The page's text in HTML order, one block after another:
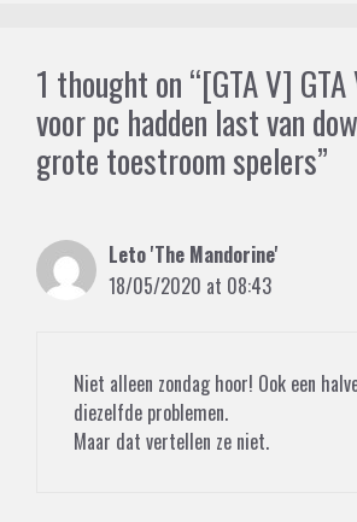
1 thought on “[GTA V]
voor pc hadden last van
grote toestroom spelers”
Leto 'The Mandorine'
18/05/2020 at 08:43
Niet alleen zondag hoor! Ook een
diezelfde problemen.
Maar dat vertellen ze niet.